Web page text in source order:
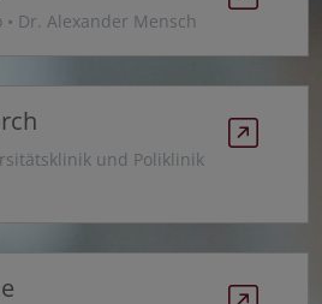
Dr. Alexander Mensch
und Poliklinik